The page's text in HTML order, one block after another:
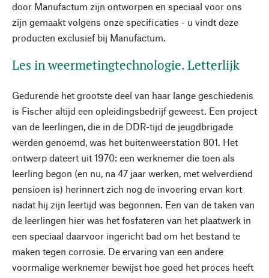
door Manufactum zijn ontworpen en speciaal voor ons
zijn gemaakt volgens onze specificaties - u vindt deze
producten exclusief bij Manufactum.
Les in weermetingtechnologie. Letterlijk
Gedurende het grootste deel van haar lange geschiedenis
is Fischer altijd een opleidingsbedrijf geweest. Een project
van de leerlingen, die in de DDR-tijd de jeugdbrigade
werden genoemd, was het buitenweerstation 801. Het
ontwerp dateert uit 1970: een werknemer die toen als
leerling begon (en nu, na 47 jaar werken, met welverdiend
pensioen is) herinnert zich nog de invoering ervan kort
nadat hij zijn leertijd was begonnen. Een van de taken van
de leerlingen hier was het fosfateren van het plaatwerk in
een speciaal daarvoor ingericht bad om het bestand te
maken tegen corrosie. De ervaring van een andere
voormalige werknemer bewijst hoe goed het proces heeft